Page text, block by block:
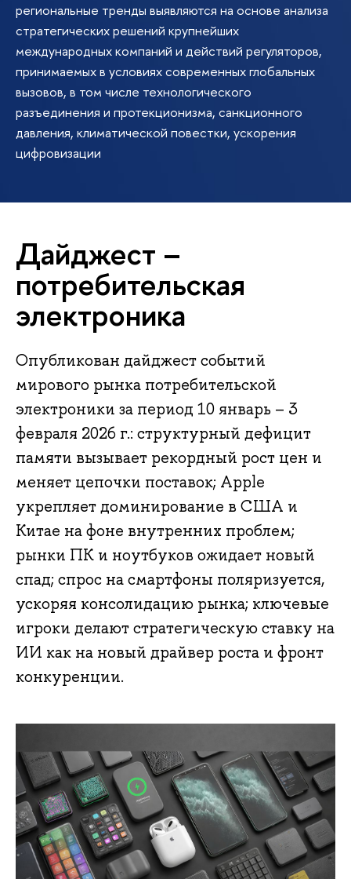
региональные тренды выявляются на основе анализа
стратегических решений крупнейших
международных компаний и действий регуляторов,
принимаемых в условиях современных глобальных
вызовов, в том числе технологического
разъединения и протекционизма, санкционного
давления, климатической повестки, ускорения
цифровизации
Дайджест –
потребительская
электроника
Опубликован дайджест событий
мирового рынка потребительской
электроники за период 10 январь – 3
февраля 2026 г.: структурный дефицит
памяти вызывает рекордный рост цен и
меняет цепочки поставок; Apple
укрепляет доминирование в США и
Китае на фоне внутренних проблем;
рынки ПК и ноутбуков ожидает новый
спад; спрос на смартфоны поляризуется,
ускоряя консолидацию рынка; ключевые
игроки делают стратегическую ставку на
ИИ как на новый драйвер роста и фронт
конкуренции.